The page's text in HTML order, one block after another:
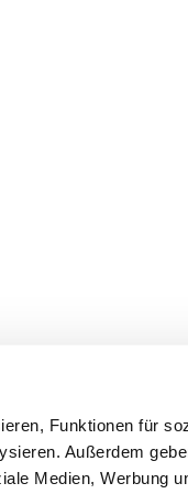
Funktionen für
Außerdem
Medien, Werbung